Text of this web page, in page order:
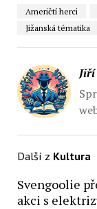
Američtí herci
Jižanská tématika
Jiří
Další z Kultura
Svengoolie
akci s